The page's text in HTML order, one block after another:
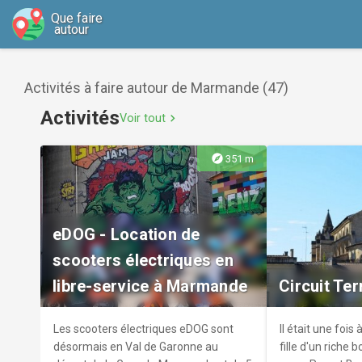
Que faire
autour
Activités à faire autour de Marmande (47)
ActivitésVoir tout chevron_right
explore 351 m
eDOG - Location de
scooters électriques en
libre-service à Marmande
Les scooters électriques eDOG sont
désormais en Val de Garonne au
Circuit
Il était une fois
fille d'un riche